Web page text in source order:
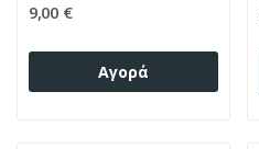
9,00 €
Αγορά